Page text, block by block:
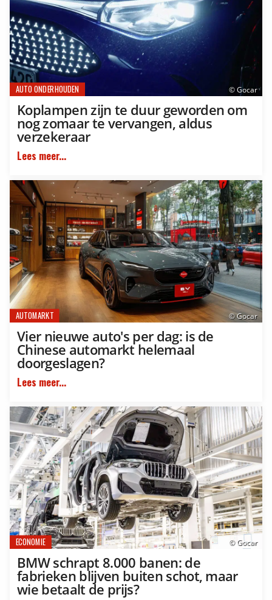
© Gocar
AUTO ONDERHOUDEN
Koplampen zijn te duur geworden om
nog zomaar te vervangen, aldus
verzekeraar
Lees meer...
© Gocar
AUTOMARKT
Vier nieuwe auto's per dag: is de
Chinese automarkt helemaal
doorgeslagen?
Lees meer...
© Gocar
ECONOMIE
BMW schrapt 8.000 banen: de
fabrieken blijven buiten schot, maar
wie betaalt de prijs?